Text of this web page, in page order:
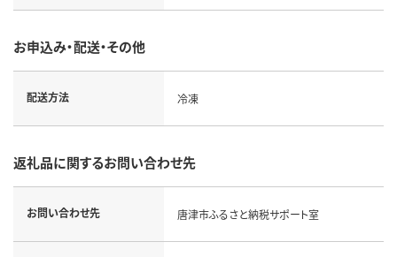
お申込み・配送・その他
配送方法 冷凍
返礼品に関するお問い合わせ先
お問い合わせ先 唐津市ふるさと納税サポート室